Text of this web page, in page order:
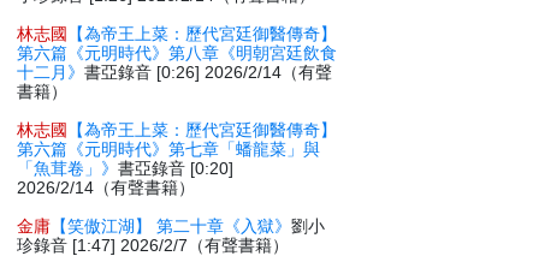
林志國
【為帝王上菜：歷代宮廷御醫傳奇】
第六篇《元明時代》第八章《明朝宮廷飲食
十二月》書亞錄音 [0:26] 2026/2/14（有聲
書籍）
林志國
【為帝王上菜：歷代宮廷御醫傳奇】
第六篇《元明時代》第七章「蟠龍菜」與
「魚茸卷」》書亞錄音 [0:20]
2026/2/14（有聲書籍）
金庸 【笑傲江湖】 第二十章《入獄》劉小
珍錄音 [1:47] 2026/2/7（有聲書籍）